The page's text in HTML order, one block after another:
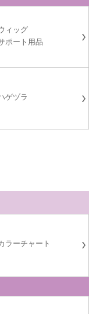
ィッグ
ポート用品
ゲヅラ
ラーチャート